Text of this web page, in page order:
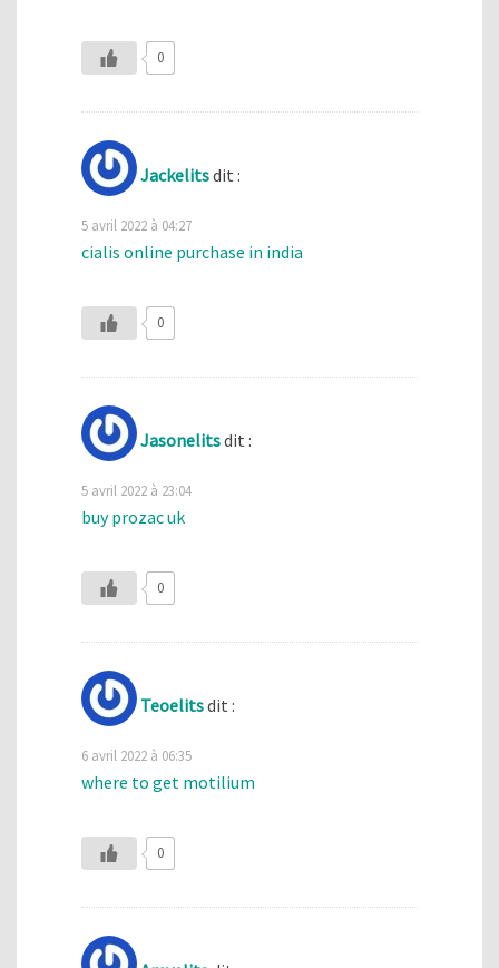
0
Jackelitsdit :
5 avril 2022 à 04:27
cialis online purchase in india
0
Jasonelitsdit :
5 avril 2022 à 23:04
buy prozac uk
0
Teoelitsdit :
6 avril 2022 à 06:35
where to get motilium
0